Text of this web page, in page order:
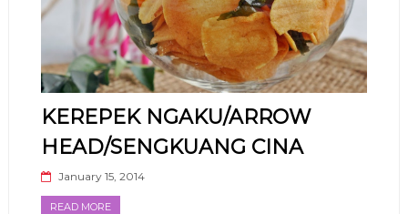
KEREPEK NGAKU/ARROW
HEAD/SENGKUANG CINA
January 15, 2014
READ MORE